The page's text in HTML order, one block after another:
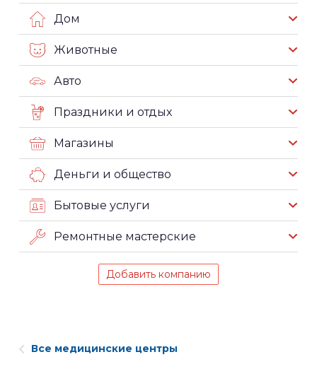
Дом
Животные
Авто
Праздники и отдых
Магазины
Деньги и общество
Бытовые услуги
Ремонтные мастерские
Добавить компанию
Все медицинские центры